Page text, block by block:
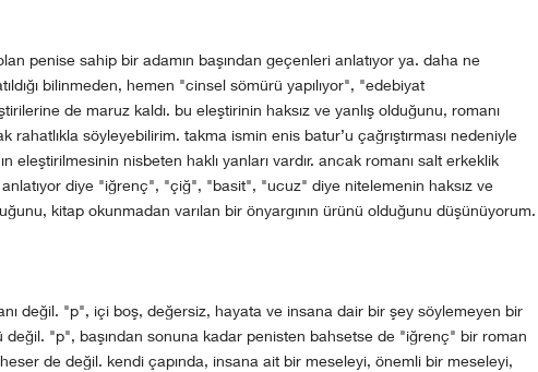
penise sahip bir adamın başından geçenleri anlatıyor ya. daha ne
bilinmeden, hemen "cinsel sömürü yapılıyor", "edebiyat
de maruz kaldı. bu eleştirinin haksız ve yanlış olduğunu, romanı
rahatlıkla söyleyebilirim. takma ismin enis batur’u çağrıştırması nedeniyle
eleştirilmesinin nisbeten haklı yanları vardır. ancak romanı salt erkeklik
anlatıyor diye "iğrenç", "çiğ", "basit", "ucuz" diye nitelemenin haksız ve
kitap okunmadan varılan bir önyargının ürünü olduğunu düşünüyorum.
değil. "p", içi boş, değersiz, hayata ve insana dair bir şey söylemeyen bir
değil. "p", başından sonuna kadar penisten bahsetse de "iğrenç" bir roman
de değil. kendi çapında, insana ait bir meseleyi, önemli bir meseleyi,